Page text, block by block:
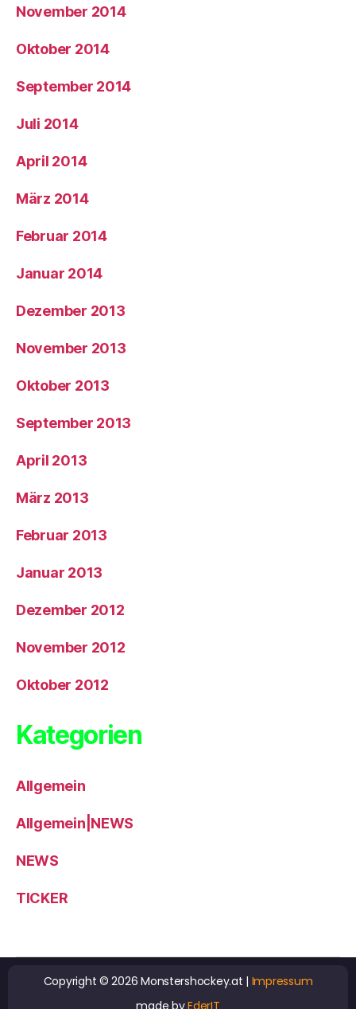
November 2014
Oktober 2014
September 2014
Juli 2014
April 2014
März 2014
Februar 2014
Januar 2014
Dezember 2013
November 2013
Oktober 2013
September 2013
April 2013
März 2013
Februar 2013
Januar 2013
Dezember 2012
November 2012
Oktober 2012
Kategorien
Allgemein
Allgemein|NEWS
NEWS
TICKER
Copyright © 2026 Monstershockey.at | Impressum
made byEderIT